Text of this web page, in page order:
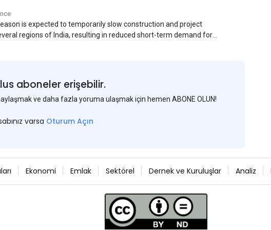
is expected to temporarily slow construction and project
regions of India, resulting in reduced short-term demand for
aboneler erişebilir.
ve daha fazla yoruma ulaşmak için hemen ABONE OLUN!
varsa Oturum Açın
Ekonomi Emlak Sektörel Dernek ve Kuruluşlar Analiz